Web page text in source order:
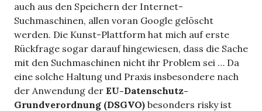
auch aus den Speichern der Internet-
Suchmaschinen, allen voran Google gelöscht
werden. Die Kunst-Plattform hat mich auf erste
Rückfrage sogar darauf hingewiesen, dass die Sache
mit den Suchmaschinen nicht ihr Problem sei … Da
eine solche Haltung und Praxis insbesondere nach
der Anwendung der EU-Datenschutz-
Grundverordnung (DSGVO) besonders risky ist